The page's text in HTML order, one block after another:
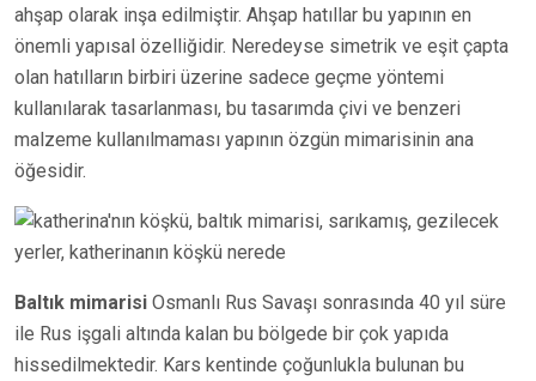
ahşap olarak inşa edilmiştir. Ahşap hatıllar bu yapının en
önemli yapısal özelliğidir. Neredeyse simetrik ve eşit çapta
olan hatılların birbiri üzerine sadece geçme yöntemi
kullanılarak tasarlanması, bu tasarımda çivi ve benzeri
malzeme kullanılmaması yapının özgün mimarisinin ana
öğesidir.
Baltık mimarisi Osmanlı Rus Savaşı sonrasında 40 yıl süre
ile Rus işgali altında kalan bu bölgede bir çok yapıda
hissedilmektedir. Kars kentinde çoğunlukla bulunan bu